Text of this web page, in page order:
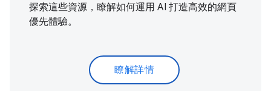
探索這些資源，瞭解如何運用 AI 打造高效的網頁
優先體驗。
瞭解詳情